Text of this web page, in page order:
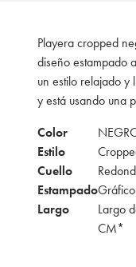
Playera cropped
diseño estampado
un estilo relajado y
y está usando una
Color
Estilo
Cuello
EstampadoGráfico
Largo
Largo
CM*